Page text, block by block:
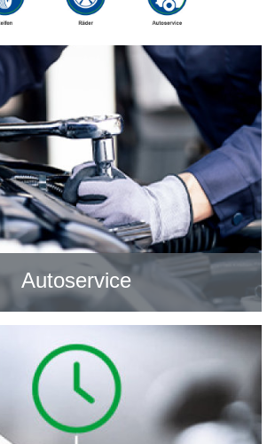
Autoservice